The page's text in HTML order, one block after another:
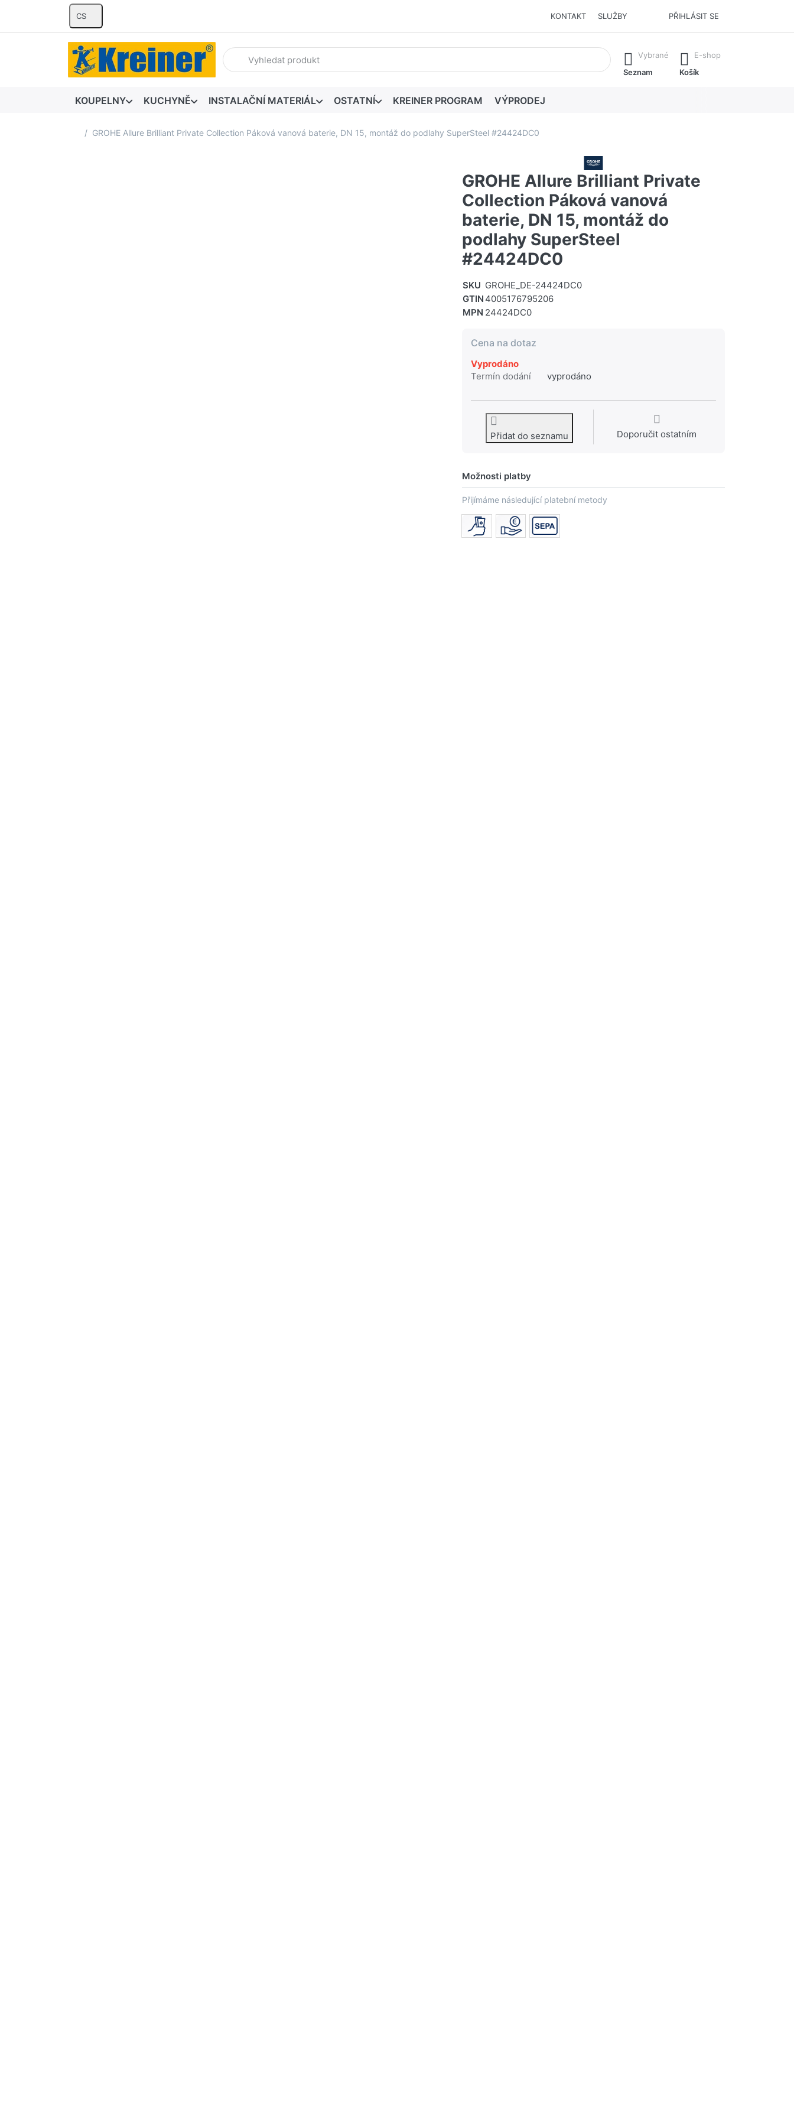
CS KONTAKT SLUŽBY PŘIHLÁSIT SE
Zadejte hledaný výraz. První výsledky se zobrazí automaticky při zadávání. Stisknutím klávesy Enter vyvoláte všechny výsledky.
Vybrané
Seznam
E-shop
Košík
KOUPELNY KUCHYNĚ INSTALAČNÍ MATERIÁL OSTATNÍ KREINER PROGRAM VÝPRODEJ
Domovská stránka
GROHE Allure Brilliant Private Collection Páková vanová baterie, DN 15, montáž do podlahy SuperSteel #24424DC0
GROHE Allure Brilliant Private
Collection Páková vanová
baterie, DN 15, montáž do
podlahy SuperSteel
#24424DC0
SKU GROHE_DE-24424DC0
GTIN 4005176795206
MPN 24424DC0
Cena na dotaz
Vyprodáno
Termín dodání
vyprodáno
Přidat do seznamu Doporučit ostatním
Možnosti platby
Přijímáme následující platební metody